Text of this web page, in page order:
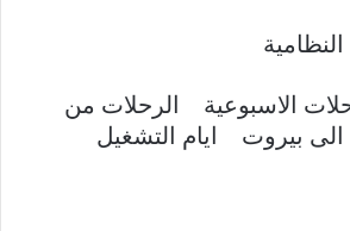
الاسبوعية الرحلات من
بيروت ايام التشغيل